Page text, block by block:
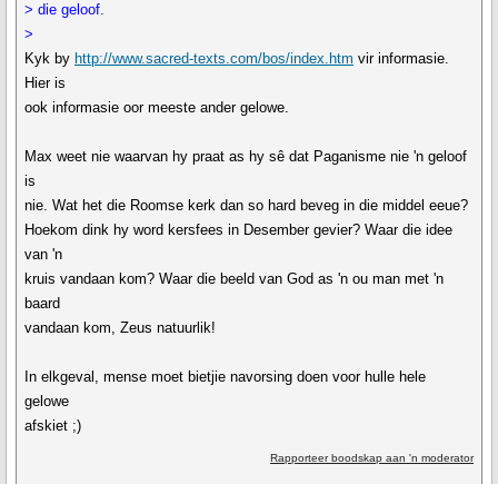
> die geloof.
>
Kyk by http://www.sacred-texts.com/bos/index.htm vir informasie.
Hier is
ook informasie oor meeste ander gelowe.
Max weet nie waarvan hy praat as hy sê dat Paganisme nie 'n geloof
is
nie. Wat het die Roomse kerk dan so hard beveg in die middel eeue?
Hoekom dink hy word kersfees in Desember gevier? Waar die idee
van 'n
kruis vandaan kom? Waar die beeld van God as 'n ou man met 'n
baard
vandaan kom, Zeus natuurlik!
In elkgeval, mense moet bietjie navorsing doen voor hulle hele
gelowe
afskiet ;)
Rapporteer boodskap aan 'n moderator